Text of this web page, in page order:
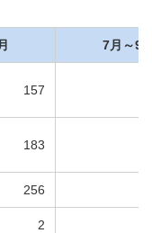
7月～9
157
183
256
2